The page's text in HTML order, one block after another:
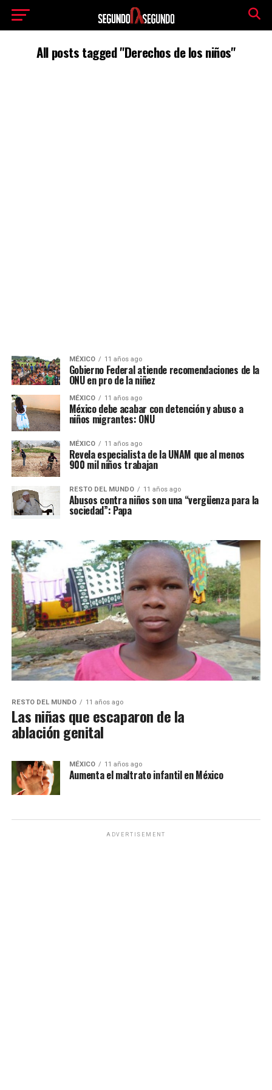
All posts tagged "Derechos de los niños"
MÉXICO 11 años ago
Gobierno Federal atiende recomendaciones de la
ONU en pro de la niñez
MÉXICO 11 años ago
México debe acabar con detención y abuso a
niños migrantes: ONU
MÉXICO 11 años ago
Revela especialista de la UNAM que al menos
900 mil niños trabajan
RESTO DEL MUNDO 11 años ago
Abusos contra niños son una “vergüenza para la
sociedad”: Papa
RESTO DEL MUNDO 11 años ago
Las niñas que escaparon de la
ablación genital
MÉXICO 11 años ago
Aumenta el maltrato infantil en México
ADVERTISEMENT